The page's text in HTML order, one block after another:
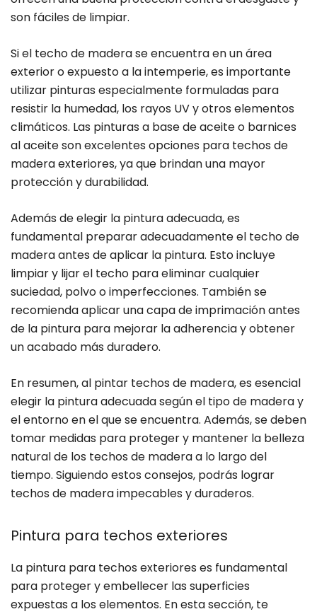
son fáciles de limpiar.
Si el techo de madera se encuentra en un área
exterior o expuesto a la intemperie, es importante
utilizar pinturas especialmente formuladas para
resistir la humedad, los rayos UV y otros elementos
climáticos. Las pinturas a base de aceite o barnices
al aceite son excelentes opciones para techos de
madera exteriores, ya que brindan una mayor
protección y durabilidad.
Además de elegir la pintura adecuada, es
fundamental preparar adecuadamente el techo de
madera antes de aplicar la pintura. Esto incluye
limpiar y lijar el techo para eliminar cualquier
suciedad, polvo o imperfecciones. También se
recomienda aplicar una capa de imprimación antes
de la pintura para mejorar la adherencia y obtener
un acabado más duradero.
En resumen, al pintar techos de madera, es esencial
elegir la pintura adecuada según el tipo de madera y
el entorno en el que se encuentra. Además, se deben
tomar medidas para proteger y mantener la belleza
natural de los techos de madera a lo largo del
tiempo. Siguiendo estos consejos, podrás lograr
techos de madera impecables y duraderos.
Pintura para techos exteriores
La pintura para techos exteriores es fundamental
para proteger y embellecer las superficies
expuestas a los elementos. En esta sección, te